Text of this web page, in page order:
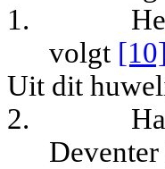
1.
volgt [10]
Uit dit
2.